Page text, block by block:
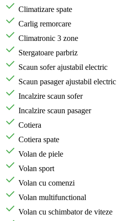
Climatizare spate
Carlig remorcare
Climatronic 3 zone
Stergatoare parbriz
Scaun sofer ajustabil electric
Scaun pasager ajustabil electric
Incalzire scaun sofer
Incalzire scaun pasager
Cotiera
Cotiera spate
Volan de piele
Volan sport
Volan cu comenzi
Volan multifunctional
Volan cu schimbator de viteze